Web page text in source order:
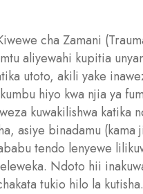
cha Zamani
aliyewahi kupitia
utoto, akili yake
hiyo kwa njia ya
kuwakilishwa katika
asiye binadamu (kama
tendo lenyewe
Ndoto hii
tukio hilo la kutisha.